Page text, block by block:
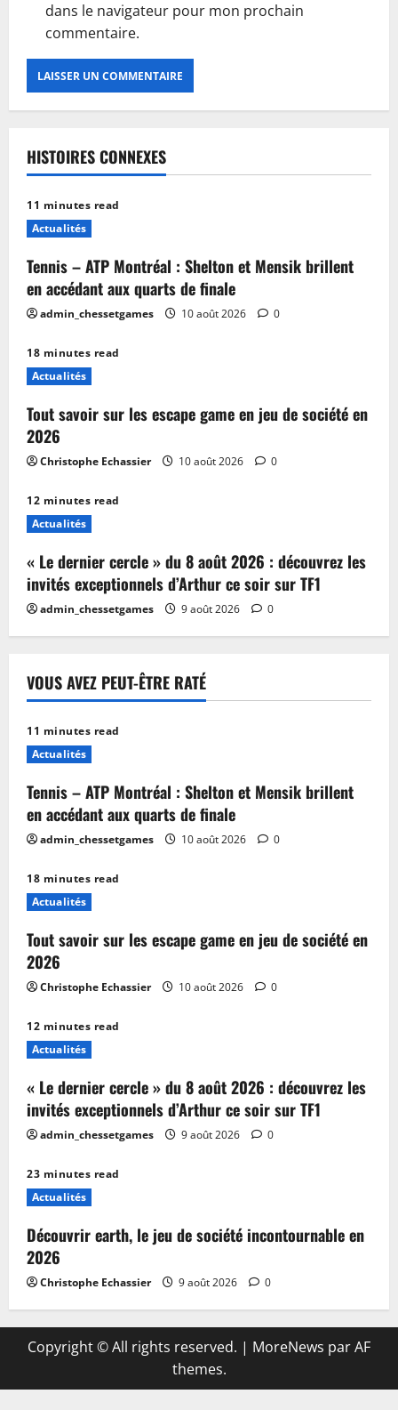
dans le navigateur pour mon prochain
commentaire.
HISTOIRES CONNEXES
11 minutes read
Actualités
Tennis – ATP Montréal : Shelton et Mensik brillent
en accédant aux quarts de finale
admin_chessetgames 10 août 2026 0
18 minutes read
Actualités
Tout savoir sur les escape game en jeu de société en
2026
Christophe Echassier 10 août 2026 0
12 minutes read
Actualités
« Le dernier cercle » du 8 août 2026 : découvrez les
invités exceptionnels d’Arthur ce soir sur TF1
admin_chessetgames 9 août 2026 0
VOUS AVEZ PEUT-ÊTRE RATÉ
11 minutes read
Actualités
Tennis – ATP Montréal : Shelton et Mensik brillent
en accédant aux quarts de finale
admin_chessetgames 10 août 2026 0
18 minutes read
Actualités
Tout savoir sur les escape game en jeu de société en
2026
Christophe Echassier 10 août 2026 0
12 minutes read
Actualités
« Le dernier cercle » du 8 août 2026 : découvrez les
invités exceptionnels d’Arthur ce soir sur TF1
admin_chessetgames 9 août 2026 0
23 minutes read
Actualités
Découvrir earth, le jeu de société incontournable en
2026
Christophe Echassier 9 août 2026 0
Copyright © All rights reserved. | MoreNews par AF
themes.